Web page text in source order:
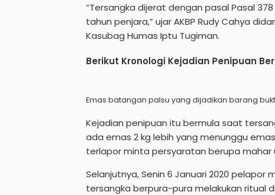
“Tersangka dijerat dengan pasal Pasal
tahun penjara,” ujar AKBP Rudy Cahya
Kasubag Humas Iptu Tugiman.
Berikut Kronologi Kejadian Penipuan
Emas batangan palsu yang dijadikan barang
Kejadian penipuan itu bermula saat
ada emas 2 kg lebih yang menunggu
terlapor minta persyaratan berupa mahar
Selanjutnya, Senin 6 Januari 2020
tersangka berpura-pura melakukan ritual